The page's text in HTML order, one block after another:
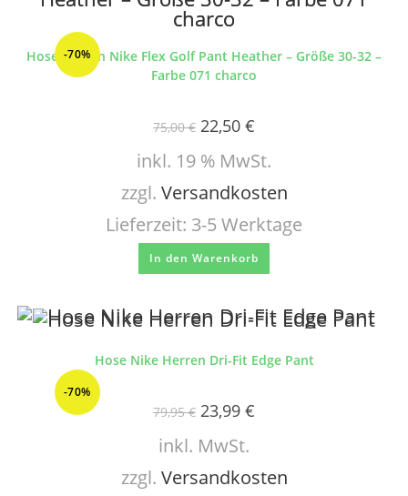
-70%
Hose Herren Nike Flex Golf Pant Heather – Größe 30-32 –
Farbe 071 charco
75,00€ 22,50 €
inkl. 19 % MwSt.
zzgl. Versandkosten
Lieferzeit: 3-5 Werktage
In den Warenkorb
-70%
Hose Nike Herren Dri-Fit Edge Pant
79,95€ 23,99 €
inkl. MwSt.
zzgl. Versandkosten